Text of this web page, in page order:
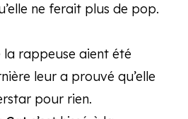
ne ferait plus de pop.
la rappeuse aient été
leur a prouvé qu’elle
pour rien.